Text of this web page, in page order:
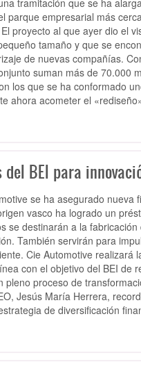
tramitación que se ha
parque empresarial más
proyecto al que ayer dio el
tamaño y que se
de nuevas compañías.
suman más de 70.000
los que se ha conformado
ahora acometer el
BEI para
se ha asegurado nueva
vasco ha logrado un
se destinarán a la
También servirán para
Cie Automotive realizará
con el objetivo del BEI de
proceso de
Jesús María Herrera,
de diversificación